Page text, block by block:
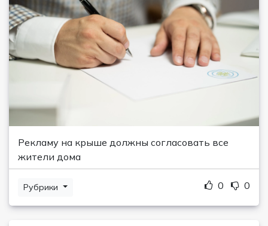
Рекламу на крыше должны согласовать все
жители дома
Рубрики 0 0